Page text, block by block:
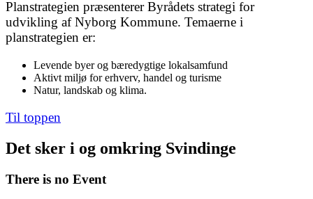
Planstrategien præsenterer Byrådets strategi for
udvikling af Nyborg Kommune. Temaerne i
planstrategien er:
Levende byer og bæredygtige lokalsamfund
Aktivt miljø for erhverv, handel og turisme
Natur, landskab og klima.
Til toppen
Det sker i og omkring Svindinge
There is no Event